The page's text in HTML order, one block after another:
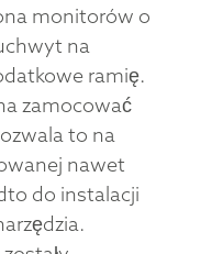
monitorów o
na
ramię.
zamocować
to na
nawet
do instalacji